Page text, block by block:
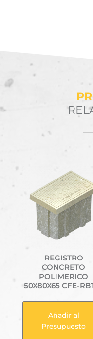
REGISTRO
CONCRETO
POLIMERICO
50X80X65 CFE-
Añadir al
Presupuesto